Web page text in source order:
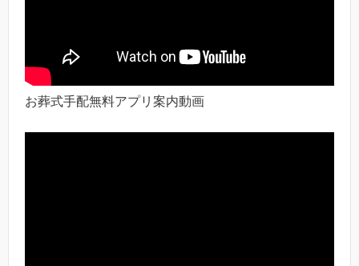
お葬式手配無料アプリ案内動画